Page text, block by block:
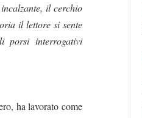
il cerchio
il lettore si sente
porsi interrogativi
ha lavorato come